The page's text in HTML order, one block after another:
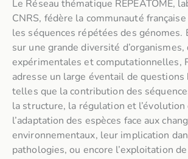
Le Réseau thématique REPEATOME,
CNRS, fédère la communauté
les séquences répétées des génomes.
sur une grande diversité d’organismes,
expérimentales et computationnelles,
adresse un large éventail de questions
telles que la contribution des
la structure, la régulation et l’évolution
l’adaptation des espèces face aux
environnementaux, leur implication
pathologies, ou encore l’exploitation